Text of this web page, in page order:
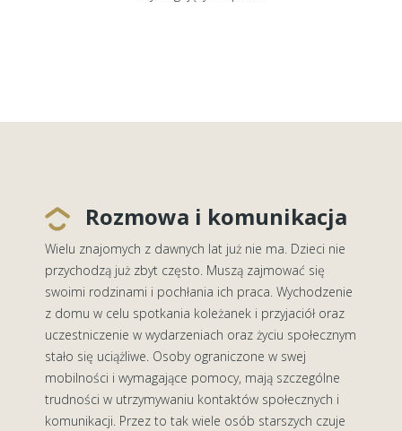
Rozmowa i komunikacja
Wielu znajomych z dawnych lat już nie ma. Dzieci nie
przychodzą już zbyt często. Muszą zajmować się
swoimi rodzinami i pochłania ich praca. Wychodzenie
z domu w celu spotkania koleżanek i przyjaciół oraz
uczestniczenie w wydarzeniach oraz życiu społecznym
stało się uciążliwe. Osoby ograniczone w swej
mobilności i wymagające pomocy, mają szczególne
trudności w utrzymywaniu kontaktów społecznych i
komunikacji. Przez to tak wiele osób starszych czuje